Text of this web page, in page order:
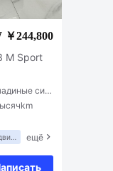
￥244,800
M Sport
сил
ещё